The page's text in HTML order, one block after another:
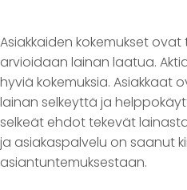
Asiakkaiden kokemukset
arvioidaan lainan laatua.
hyviä kokemuksia. Asiakkaat
lainan selkeyttä ja
selkeät ehdot tekevät
ja asiakaspalvelu on saanut
asiantuntemuksestaan.